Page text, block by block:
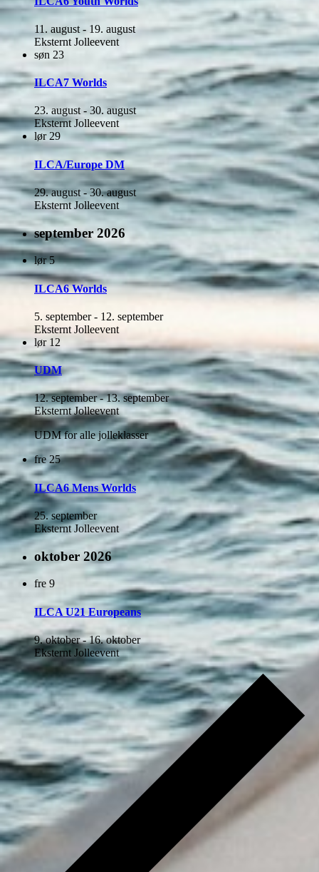
11. august - 19. august
Eksternt Jolleevent
søn 23
ILCA7 Worlds
23. august - 30. august
Eksternt Jolleevent
lør 29
ILCA/Europe DM
29. august -30. august
Eksternt Jolleevent
september 2026
lør5
ILCA6 Worlds
5. september- 12. september
Eksternt Jolleevent
lør 12
UDM
12. september-13. september
Eksternt Jolleevent
UDM for alle jolleklasser
fre 25
ILCA6 Mens Worlds
25. september
Eksternt Jolleevent
oktober 2026
fre 9
ILCA U21 Europeans
9. oktober-16. oktober
Eksternt Jolleevent